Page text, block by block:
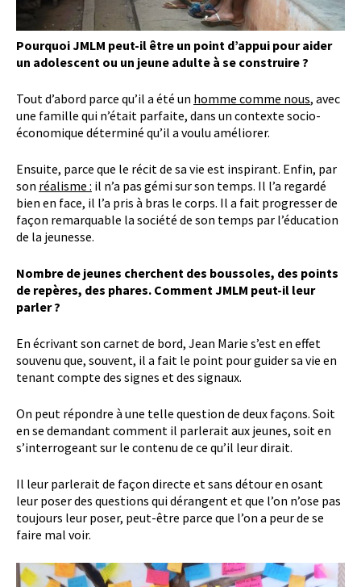
Pourquoi JMLM peut-il être un point d’appui pour aider
un adolescent ou un jeune adulte à se construire ?
Tout d’abord parce qu’il a été un homme comme nous, avec
une famille qui n’était parfaite, dans un contexte socio-
économique déterminé qu’il a voulu améliorer.
Ensuite, parce que le récit de sa vie est inspirant. Enfin, par
son réalisme : il n’a pas gémi sur son temps. Il l’a regardé
bien en face, il l’a pris à bras le corps. Il a fait progresser de
façon remarquable la société de son temps par l’éducation
de la jeunesse.
Nombre de jeunes cherchent des boussoles, des points
de repères, des phares. Comment JMLM peut-il leur
parler ?
En écrivant son carnet de bord, Jean Marie s’est en effet
souvenu que, souvent, il a fait le point pour guider sa vie en
tenant compte des signes et des signaux.
On peut répondre à une telle question de deux façons. Soit
en se demandant comment il parlerait aux jeunes, soit en
s’interrogeant sur le contenu de ce qu’il leur dirait.
Il leur parlerait de façon directe et sans détour en osant
leur poser des questions qui dérangent et que l’on n’ose pas
toujours leur poser, peut-être parce que l’on a peur de se
faire mal voir.